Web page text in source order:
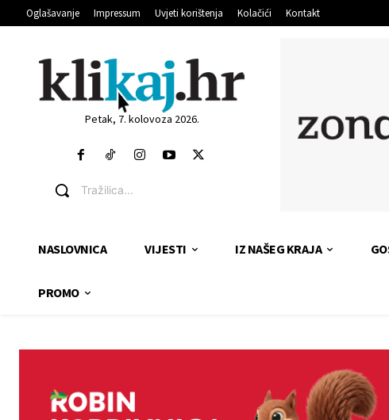
Oglašavanje Impressum Uvjeti korištenja Kolačići Kontakt
Petak, 7. kolovoza 2026.
Tražilica...
NASLOVNICA VIJESTI IZ NAŠEG KRAJA
PROMO